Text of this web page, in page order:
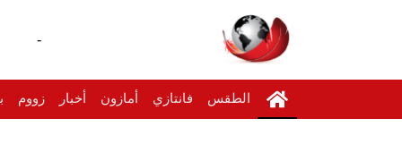
-
الطقس فانتازي أمازون أخبار زووم